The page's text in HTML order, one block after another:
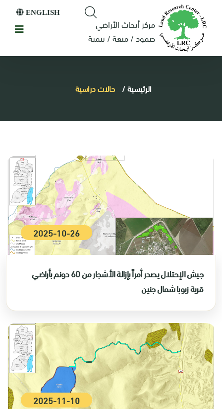
مركز أبحاث الأراضي
صمود / منعة / تنمية
ENGLISH
الرئيسية/ حالات دراسية
2025-10-26
جيش الإحتلال يصدر أمراً بإزالة الأشجار من 60 دونم بأراضي
قرية زبوبا شمال جنين
2025-11-10